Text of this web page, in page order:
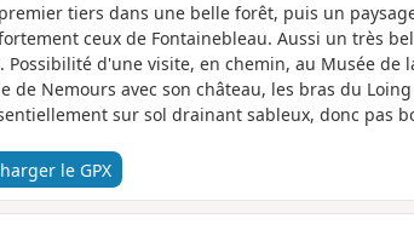
tiers dans une belle forêt, puis un
ceux de Fontainebleau. Aussi un très
Possibilité d'une visite, en chemin, au Musée de
de Nemours avec son château, les bras du Loing
sur sol drainant sableux, donc pas
le GPX